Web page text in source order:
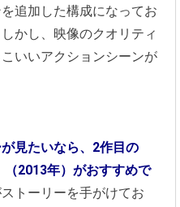
追加した構成になってお
かし、映像のクオリティ
いいアクションシーンが
見たいなら、2作目の
（2013年）がおすすめで
トーリーを手がけてお